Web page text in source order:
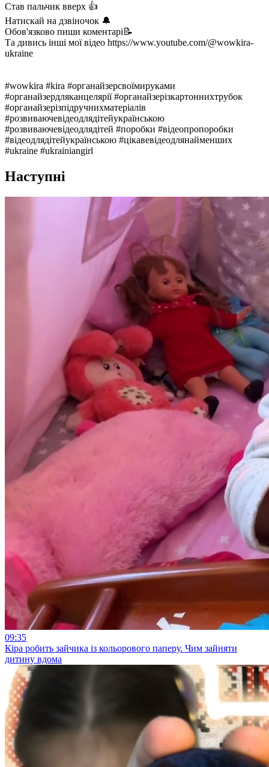
Став пальчик вверх 👍
Натискай на дзвіночок 🔔
Обов'язково пиши коментарі📝
Та дивись інші мої відео https://www.youtube.com/@wowkira-
ukraine
#wowkira #kira #органайзерсвоїмируками
#органайзердляканцелярії #органайзерізкартоннихтрубок
#органайзерізпідручнихматеріалів
#розвиваючевідеодлядітейукраїнською
#розвиваючевідеодлядітей #поробки #відеопропоробки
#відеодлядітейукраїнською #цікавевідеодлянайменших
#ukraine #ukrainiangirl
Наступні
09:35
Кіра робить зайчика із кольорового паперу. Чим зайняти
дитину вдома